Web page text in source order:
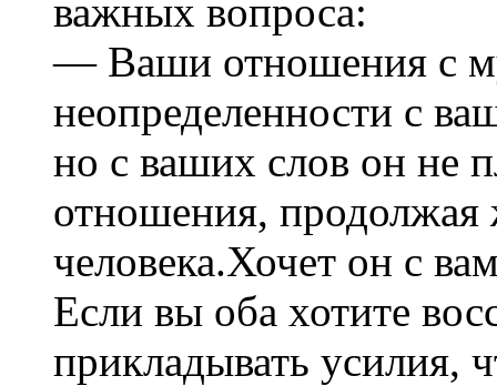
важных вопроса:
— Ваши отношения с
неопределенности с
но с ваших слов он не
отношения, продолжая
человека.Хочет он с
Если вы оба хотите
прикладывать усилия,